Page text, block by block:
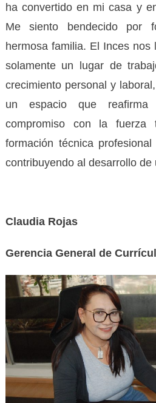
ha convertido en mi casa y
Me siento bendecido por
hermosa familia. El Inces
solamente un lugar de
crecimiento personal y
un espacio que
compromiso con la fuerza
formación técnica
contribuyendo al desarrollo de
Claudia Rojas
Gerencia General de